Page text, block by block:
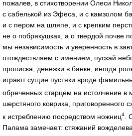
пожалев, в стихотворении Олеси
с сабелькой из Эфеса, и с камзолом
и с пером на шляпе, и с крепким
не о побрякушках, а о твердой почве
мы независимость и уверенность в
отождествляем с имением, пускай
прописка, денежки в банке; иногда
играют сущие пустяки вроде
обреченных старцем на истолчение в
шерстяного коврика, приговоренного
к истреблению посредством ножниц4
.
Палама замечает: стяжаний